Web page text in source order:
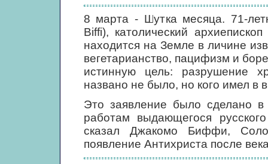
8 марта - Шутка месяца. 71-
Biffi), католический
находится на Земле в личине
вегетарианство, пацифизм и
истинную цель: разрушение
названо не было, но кого имел в
Это заявление было сделано
работам выдающегося
сказал Джакомо Биффи,
появление Антихриста после